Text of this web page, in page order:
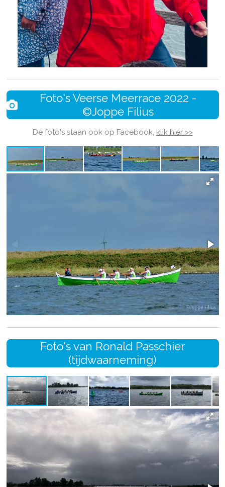
Foto's Veerse Meerrace 2022 -
©Joppe Filius
De foto's staan ook op Facebook, klik hier >>
Foto's van Ronald Passchier
(tijdwaarneming)